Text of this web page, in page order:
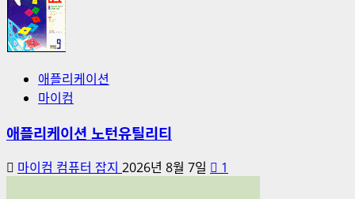
애플리케이션
마이컴
애플리케이션 노턴유틸리티
마이컴 컴퓨터 잡지 2026년 8월 7일 1